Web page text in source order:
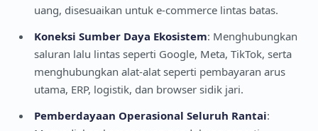
uang, disesuaikan untuk e-commerce lintas batas.
Koneksi Sumber Daya Ekosistem: Menghubungkan
saluran lalu lintas seperti Google, Meta, TikTok, serta
menghubungkan alat-alat seperti pembayaran arus
utama, ERP, logistik, dan browser sidik jari.
Pemberdayaan Operasional Seluruh Rantai: